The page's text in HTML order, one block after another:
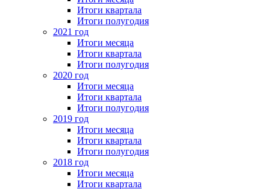
Итоги квартала
Итоги полугодия
2021 год
Итоги месяца
Итоги квартала
Итоги полугодия
2020 год
Итоги месяца
Итоги квартала
Итоги полугодия
2019 год
Итоги месяца
Итоги квартала
Итоги полугодия
2018 год
Итоги месяца
Итоги квартала